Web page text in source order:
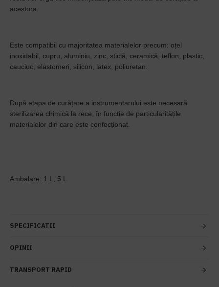
acestora.
Este compatibil cu majoritatea materialelor precum: oțel
inoxidabil, cupru, aluminiu, zinc, sticlă, ceramică, teflon, plastic,
cauciuc, elastomeri, silicon, latex, poliuretan.
După etapa de curățare a instrumentarului este necesară
sterilizarea chimică la rece, în funcție de particularitățile
materialelor din care este confecționat.
Ambalare: 1 L, 5 L
SPECIFICATII
OPINII
TRANSPORT RAPID